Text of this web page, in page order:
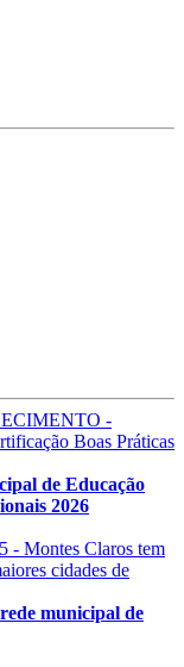
de Educação
2026
municipal de